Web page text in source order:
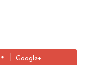
Google+